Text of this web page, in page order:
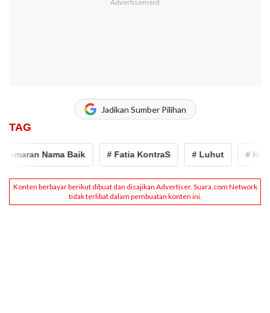
Jadikan Sumber Pilihan
TAG
Nama Baik # Fatia KontraS # Luhut # Haris